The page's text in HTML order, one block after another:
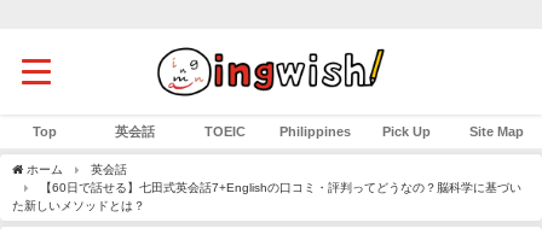
Top 英会話 TOEIC Philippines Pick Up Site Map
ホーム
英会話
【60日で話せる】七田式英会話7+Englishの口コミ・評判ってどうなの？脳科学に基づい
た新しいメソッドとは？